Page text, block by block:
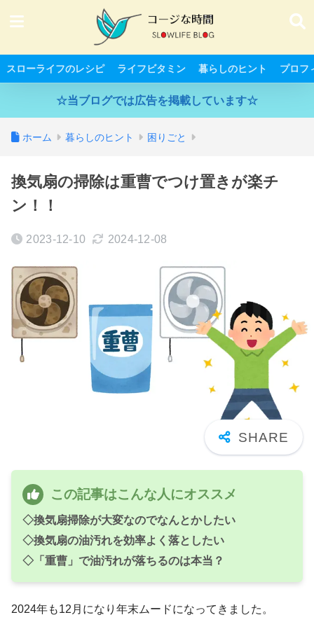
スローライフのレシピ ライフビタミン 暮らしのヒント プロフ
☆当ブログでは広告を掲載しています☆
ホーム 暮らしのヒント 困りごと
換気扇の掃除は重曹でつけ置きが楽チ
ン！！
2023-12-10 2024-12-08
この記事はこんな人にオススメ
◇換気扇掃除が大変なのでなんとかしたい
◇換気扇の油汚れを効率よく落としたい
◇「重曹」で油汚れが落ちるのは本当？
2024年も12月になり年末ムードになってきました。